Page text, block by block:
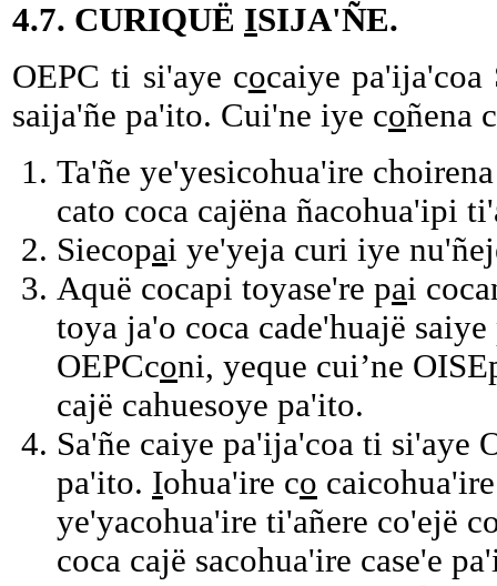
4.7. CURIQUË ISIJA'ÑE.
OEPC ti si'aye cocaiye pa'ija'coa
saija'ñe pa'ito. Cui'ne iye coñena c
Ta'ñe ye'yesicohua'ire
cato coca cajëna ñacohua'ipi
Siecopai ye'yeja curi iye
Aquë cocapi toyase're pai
toya ja'o coca cade'huajë
OEPCconi, yeque cui’ne
cajë cahuesoye pa'ito.
Sa'ñe caiye pa'ija'coa ti si'aye
pa'ito. Iohua'ire co
ye'yacohua'ire ti'añere co'ejë
coca cajë sacohua'ire case'e